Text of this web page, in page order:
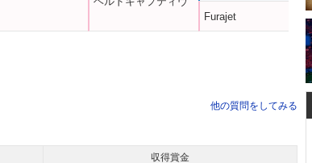
Furajet
他の質問をしてみる
収得賞金